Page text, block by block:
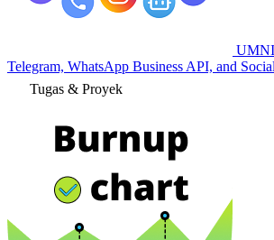
Telegram, WhatsApp Business API, and
Tugas & Proyek